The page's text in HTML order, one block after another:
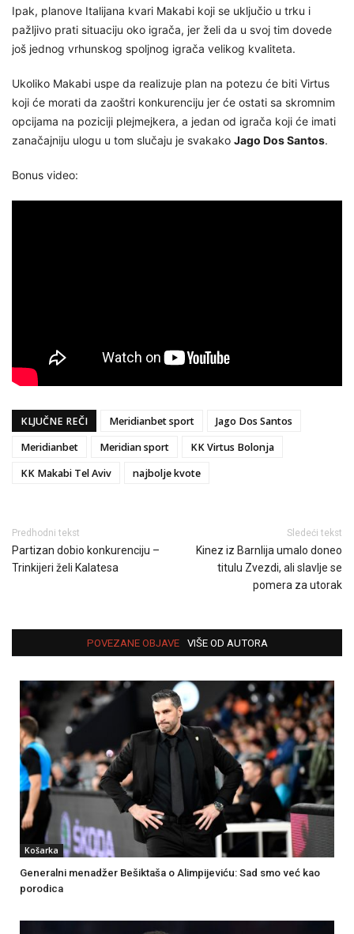
Ipak, planove Italijana kvari Makabi koji se uključio u trku i
pažljivo prati situaciju oko igrača, jer želi da u svoj tim dovede
još jednog vrhunskog spoljnog igrača velikog kvaliteta.
Ukoliko Makabi uspe da realizuje plan na potezu će biti Virtus
koji će morati da zaoštri konkurenciju jer će ostati sa skromnim
opcijama na poziciji plejmejkera, a jedan od igrača koji će imati
zanačajniju ulogu u tom slučaju je svakako Jago Dos Santos.
Bonus video:
KLJUČNE REČI Meridianbet sport
Jago Dos Santos
Meridianbet
Meridian sport
KK Virtus Bolonja
KK Makabi Tel Aviv
najbolje kvote
Predhodni tekst
Partizan dobio konkurenciju –
Trinkijeri želi Kalatesa
Sledeći tekst
Kinez iz Barnlija umalo doneo
titulu Zvezdi, ali slavlje se
pomera za utorak
POVEZANE OBJAVE VIŠE OD AUTORA
Košarka
Generalni menadžer Bešiktaša o Alimpijeviću: Sad smo već kao
porodica